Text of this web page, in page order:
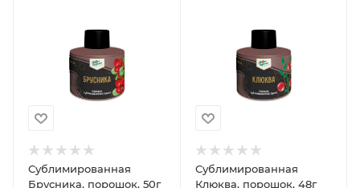
Сублимированная
Брусника, порошок, 50г
Сублимированная
Клюква, порошок, 48г